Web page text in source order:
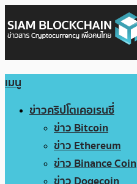
เมนู
ข่าวคริปโตเคอเรนซี่
ข่าว Bitcoin
ข่าว Ethereum
ข่าว Binance Coin